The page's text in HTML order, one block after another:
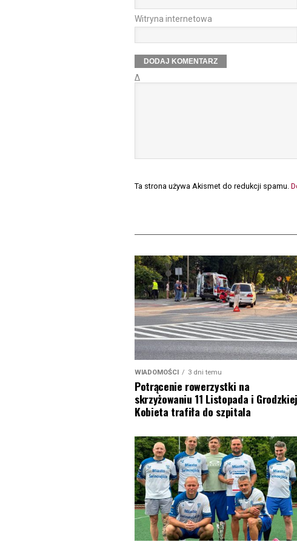
Witryna internetowa
Δ
Ta strona używa Akismet do redukcji spamu.
WIADOMOŚCI 3 dni temu
Potrącenie rowerzystki na
skrzyżowaniu 11 Listopada i
Kobieta trafiła do szpitala